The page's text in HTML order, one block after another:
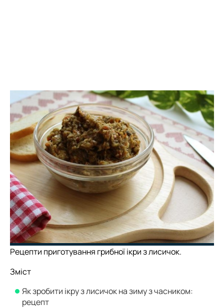
Рецепти приготування грибної ікри з лисичок.
Зміст
Як зробити ікру з лисичок на зиму з часником:
рецепт